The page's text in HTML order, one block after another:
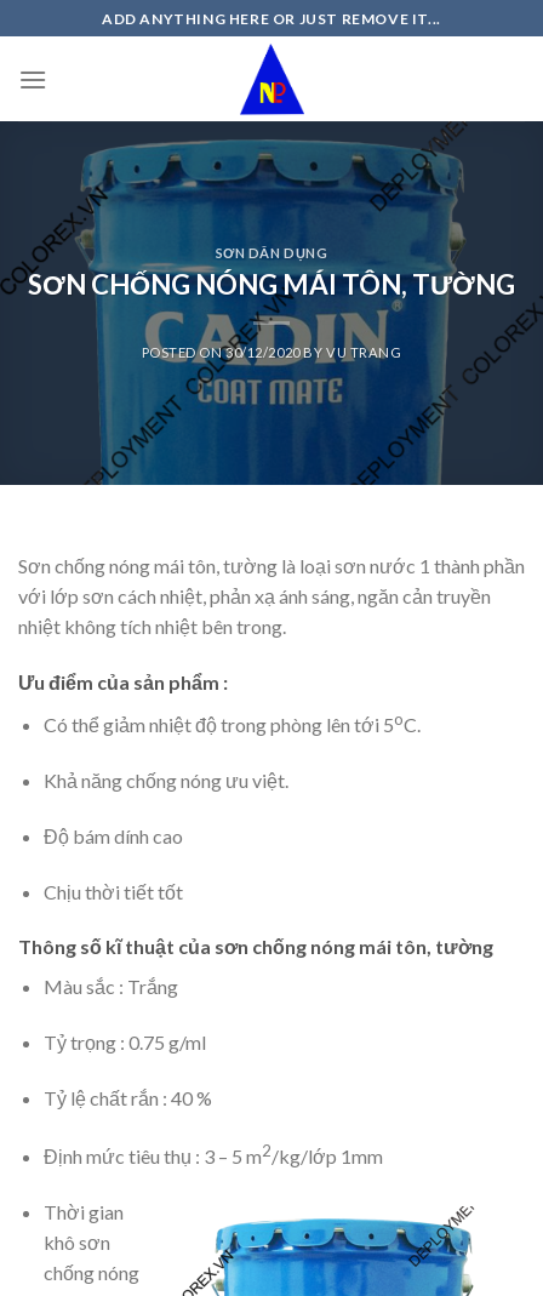
to
content
ADD ANYTHING HERE OR JUST REMOVE IT...
SƠN DÂN DỤNG
SƠN CHỐNG NÓNG MÁI TÔN, TƯỜNG
POSTED ON30/12/2020BY VU TRANG
Sơn chống nóng mái tôn, tường là loại sơn nước 1 thành phần
với lớp sơn cách nhiệt, phản xạ ánh sáng, ngăn cản truyền
nhiệt không tích nhiệt bên trong.
Ưu điểm của sản phẩm :
Có thể giảm nhiệt độ trong phòng lên tới 5oC.
Khả năng chống nóng ưu việt.
Độ bám dính cao
Chịu thời tiết tốt
Thông số kĩ thuật của sơn chống nóng mái tôn, tường
Màu sắc : Trắng
Tỷ trọng : 0.75 g/ml
Tỷ lệ chất rắn : 40 %
Định mức tiêu thụ : 3 – 5 m2/kg/lớp 1mm
Thời gian
khô sơn
chống nóng